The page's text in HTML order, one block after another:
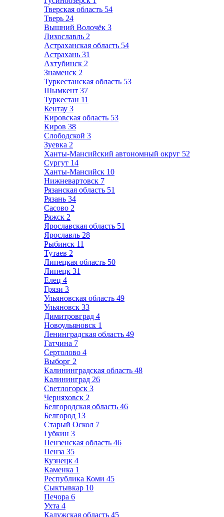
Тверская область 54
Тверь 24
Вышний Волочёк 3
Лихославль 2
Астраханская область 54
Астрахань 31
Ахтубинск 2
Знаменск 2
Туркестанская область 53
Шымкент 37
Туркестан 11
Кентау 3
Кировская область 53
Киров 38
Слободской 3
Зуевка 2
Ханты-Мансийский автономный округ 52
Сургут 14
Ханты-Мансийск 10
Нижневартовск 7
Рязанская область 51
Рязань 34
Сасово 2
Ряжск 2
Ярославская область 51
Ярославль 28
Рыбинск 11
Тутаев 2
Липецкая область 50
Липецк 31
Елец 4
Грязи 3
Ульяновская область 49
Ульяновск 33
Димитровград 4
Новоульяновск 1
Ленинградская область 49
Гатчина 7
Сертолово 4
Выборг 2
Калининградская область 48
Калининград 26
Светлогорск 3
Черняховск 2
Белгородская область 46
Белгород 13
Старый Оскол 7
Губкин 3
Пензенская область 46
Пенза 35
Кузнецк 4
Каменка 1
Республика Коми 45
Сыктывкар 10
Печора 6
Ухта 4
Калужская область 45